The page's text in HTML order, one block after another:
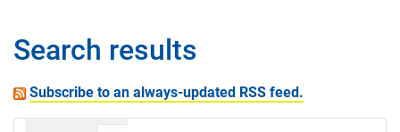
Search results
Subscribe to an always-updated RSS feed.